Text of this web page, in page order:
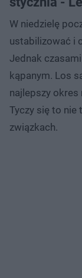
W niedzielę
ustabilizować i
Jednak
kąpanym. Los
najlepszy okres
Tyczy się to nie
związkach.